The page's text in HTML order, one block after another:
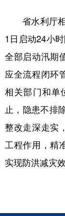
省水利厅相
1日启动24小
全部启动汛期
应全流程闭环
相关部门和单
止，隐患不排
整改走深走实
工程作用，精
实现防洪减灾